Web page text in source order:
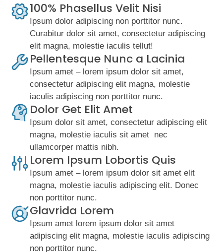
100% Phasellus Velit Nisi
Ipsum dolor adipiscing non porttitor nunc.
Curabitur dolor sit amet, consectetur adipiscing
elit magna, molestie iaculis tellut!
Pellentesque Nunc a Lacinia
Ipsum amet – lorem ipsum dolor sit amet,
consectetur adipiscing elit magna, molestie
iaculis adipiscing non porttitor nunc.
Dolor Get Elit Amet
Ipsum dolor sit amet, consectetur adipiscing elit
magna, molestie iaculis sit amet nec
ullamcorper mattis nibh.
Lorem Ipsum Lobortis Quis
Ipsum amet – lorem ipsum dolor sit amet elit
magna, molestie iaculis adipiscing elit. Donec
non porttitor nunc.
Glavrida Lorem
Ipsum amet lorem ipsum dolor sit amet
adipiscing elit magna, molestie iaculis adipiscing
non porttitor nunc.